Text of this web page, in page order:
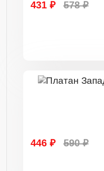
431 ₽ 578 ₽
446 ₽ 590 ₽